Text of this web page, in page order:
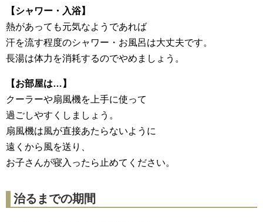
【シャワー・入浴】
熱があっても元気なようであれば
汗を流す程度のシャワー・お風呂は大丈夫です。
長湯は体力を消耗するのでやめましょう。
【お部屋は…】
クーラーや扇風機を上手に使って
過ごしやすくしましょう。
扇風機は風が直接あたらないように
遠くから風を送り、
お子さんが寝入ったら止めてください。
治るまでの期間